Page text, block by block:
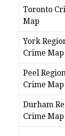
Toronto
Map
York
Crime Map
Peel
Crime Map
Durham
Crime Map